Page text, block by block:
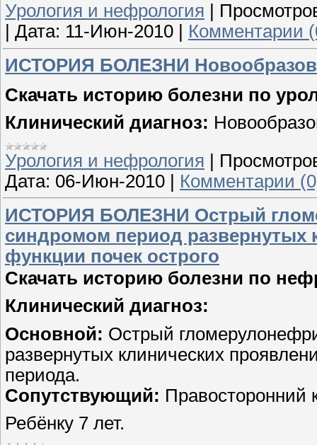
Урология и нефрология
Дата: 11-Июн-2010
Комментарии
ИСТОРИЯ БОЛЕЗНИ
Скачать историю болезни по
Клинический диагноз:
Урология и нефрология
Дата: 06-Июн-2010
Комментарии
ИСТОРИЯ БОЛЕЗНИ Острый
синдромом период развернутых
функции почек острого
Скачать историю болезни по
Клинический диагноз:
Основной: Острый
развернутых клинических
периода.
Сопутствующий: Правосторонний
Ребёнку 7 лет.